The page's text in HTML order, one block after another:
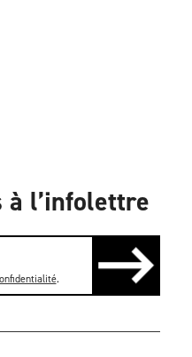
à l’infolettre
.